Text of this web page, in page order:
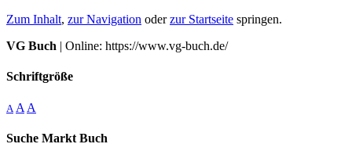
Zum Inhalt, zur Navigation oderzur Startseite springen.
VG Buch | Online: https://www.vg-buch.de/
Schriftgröße
A A A
Suche Markt Buch